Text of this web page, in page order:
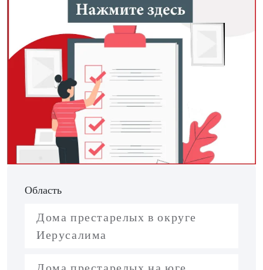
Область
Дома престарелых в округе
Иерусалима